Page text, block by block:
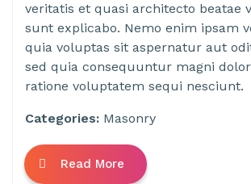
veritatis et quasi architecto beatae
sunt explicabo. Nemo enim ipsam
quia voluptas sit aspernatur aut
sed quia consequuntur magni
ratione voluptatem sequi nesciunt.
Categories: Masonry
Read More